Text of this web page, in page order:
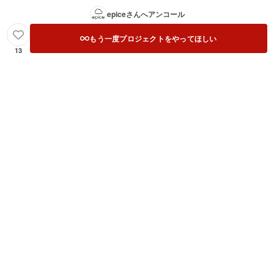
epiceさんへアンコール
13
もう一度プロジェクトをやってほしい